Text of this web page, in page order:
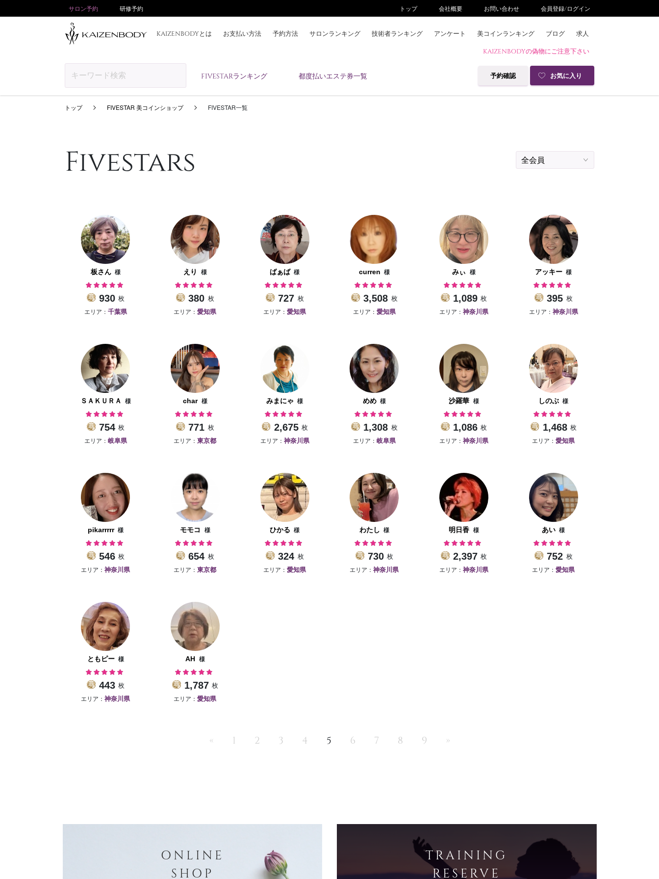
サロン予約 研修予約 トップ 会社概要 お問い合わせ 会員登録/ログイン
KAIZENBODYとは お支払い方法 予約方法 サロンランキング 技術者ランキング アンケート 美コインランキング ブログ 求人
KAIZENBODYの偽物にご注意下さい
FIVESTARランキング 都度払いエステ券一覧 予約確認 お気に入り
お支払い方法
予約方法
予約確認 お気に入り
トップ FIVESTAR 美コインショップ FIVESTAR一覧
Fivestars
板さん 様
930 枚
エリア： 千葉県
えり 様
380 枚
エリア：愛知県
ばぁば 様
727 枚
エリア：愛知県
curren 様
3,508 枚
エリア： 愛知県
みぃ 様
1,089 枚
エリア： 神奈川県
アッキー 様
395 枚
エリア： 神奈川県
ＳＡＫＵＲＡ 様
754 枚
エリア： 岐阜県
char 様
771 枚
エリア：東京都
みまにゃ 様
2,675 枚
エリア： 神奈川県
めめ 様
1,308 枚
エリア： 岐阜県
沙羅華 様
1,086 枚
エリア： 神奈川県
しのぶ 様
1,468 枚
エリア：愛知県
pikarrrrr 様
546 枚
エリア：神奈川県
モモコ 様
654 枚
エリア：東京都
ひかる 様
324 枚
エリア：愛知県
わたし 様
730 枚
エリア：神奈川県
明日香 様
2,397 枚
エリア： 神奈川県
あい 様
752 枚
エリア：愛知県
ともピー 様
443 枚
エリア：神奈川県
AH 様
1,787 枚
エリア：愛知県
« 1 2 3 4 5 6 7 8 9 »
ONLINE
SHOP
TRAINING
RESERVE